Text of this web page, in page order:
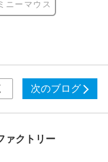
ニーマウス
次のブログ
ァクトリー